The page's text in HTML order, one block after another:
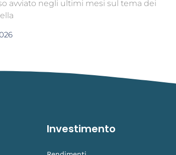
avviato negli ultimi mesi sul tema dei
Investimento